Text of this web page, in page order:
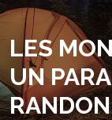
LES
UN